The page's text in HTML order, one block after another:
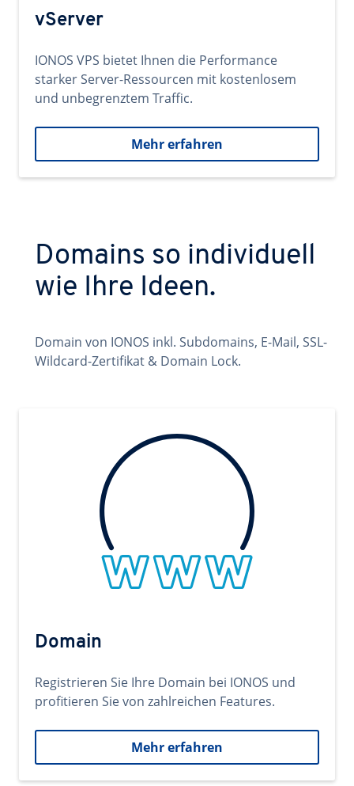
vServer
IONOS VPS bietet Ihnen die Performance
starker Server-Ressourcen mit kostenlosem
und unbegrenztem Traffic.
Mehr erfahren
Domains so individuell
wie Ihre Ideen.
Domain von IONOS inkl. Subdomains, E-Mail, SSL-
Wildcard-Zertifikat & Domain Lock.
Domain
Registrieren Sie Ihre Domain bei IONOS und
profitieren Sie von zahlreichen Features.
Mehr erfahren